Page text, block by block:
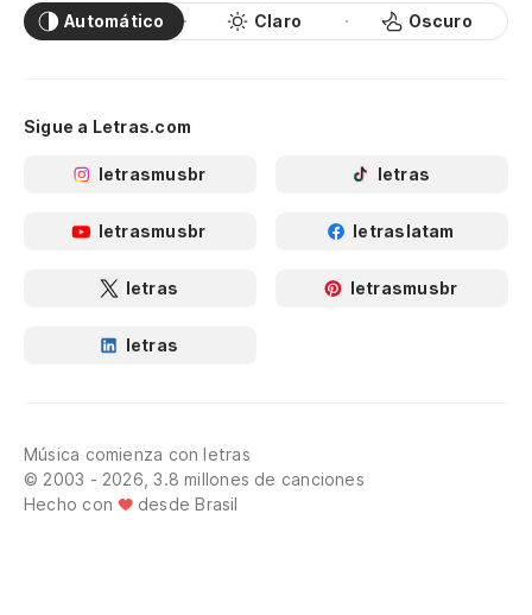
Automático Claro Oscuro
Sigue a Letras.com
letrasmusbr letras
letrasmusbr letraslatam
letras letrasmusbr
letras
Música comienza con letras
© 2003 - 2026, 3.8 millones de canciones
Hecho con
desde Brasil